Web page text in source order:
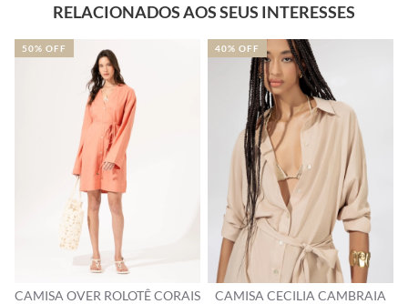
RELACIONADOS AOS SEUS INTERESSES
CAMISA OVER ROLOTÊ CORAIS
50% OFF
CAMISA CECILIA CAMBRAIA
40% OFF